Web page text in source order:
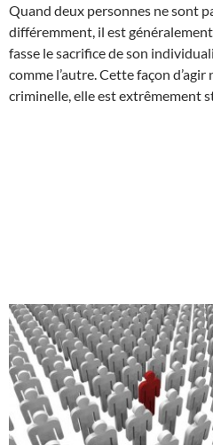
Quand deux personnes ne sont
différemment, il est
fasse le sacrifice de son
comme l’autre. Cette façon d’agir
criminelle, elle est extrêmement